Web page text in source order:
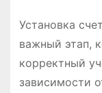
Установка
важный этап,
корректный
зависимости